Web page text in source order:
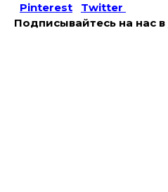
Pinterest
Twitter
Подписывайтесь на наc в